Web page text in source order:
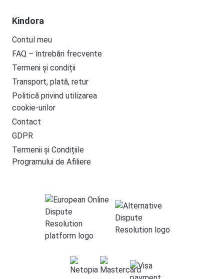
Kindora
Contul meu
FAQ – întrebări frecvente
Termeni și condiții
Transport, plată, retur
Politică privind utilizarea
cookie-urilor
Contact
GDPR
Termenii și Condițiile
Programului de Afiliere